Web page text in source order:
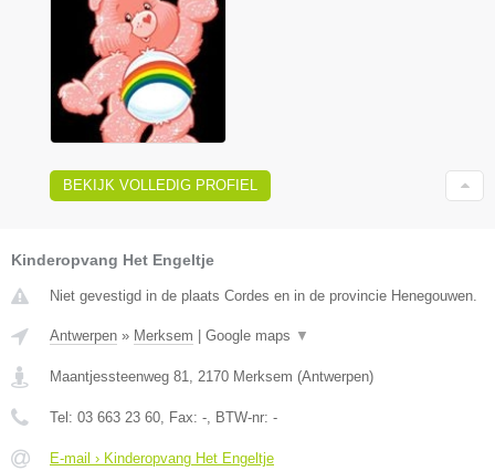
BEKIJK VOLLEDIG PROFIEL
Kinderopvang Het Engeltje
Niet gevestigd in de plaats Cordes en in de provincie Henegouwen.
Antwerpen » Merksem Google maps ▼
Maantjessteenweg 81 2170 Merksem (Antwerpen)
Tel: 03 663 23 60 , Fax: - , BTW-nr: -
E-mail › Kinderopvang Het Engeltje